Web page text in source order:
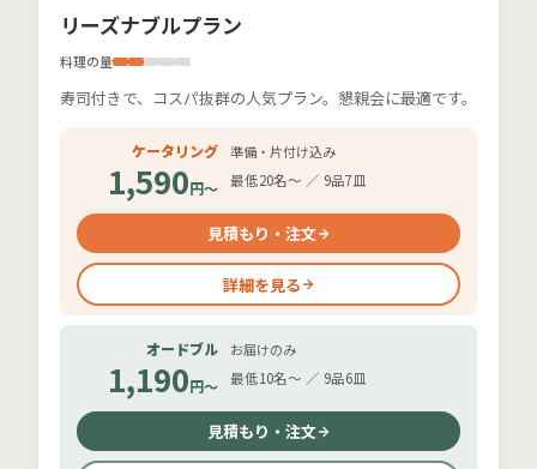
リーズナブルプラン
料理の量
寿司付きで、コスパ抜群の人気プラン。懇親会に最適です。
ケータリング 準備・片付け込み
1,590円〜 最低20名〜 ／ 9品7皿
見積もり・注文
詳細を見る
オードブル お届けのみ
1,190円〜 最低10名〜 ／ 9品6皿
見積もり・注文